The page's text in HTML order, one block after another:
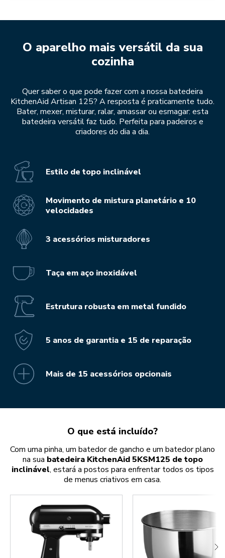
O aparelho mais versátil da sua
cozinha
Quer saber o que pode fazer com a nossa batedeira
KitchenAid Artisan 125? A resposta é praticamente tudo.
Bater, mexer, misturar, ralar, amassar ou esmagar: esta
batedeira versátil faz tudo. Perfeita para padeiros e
criadores do dia a dia.
Estilo de topo inclinável
Movimento de mistura planetário e 10
velocidades
3 acessórios misturadores
Taça em aço inoxidável
Estrutura robusta em metal fundido
5 anos de garantia e 15 de reparação
Mais de 15 acessórios opcionais
O que está incluído?
Com uma pinha, um batedor de gancho e um batedor plano
na sua batedeira KitchenAid 5KSM125 de topo
inclinável, estará a postos para enfrentar todos os tipos
de menus criativos em casa.